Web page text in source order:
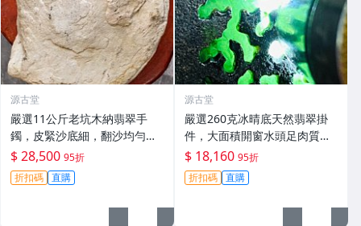
源古堂
嚴選11公斤老坑木納翡翠手
鐲，皮緊沙底細，翻沙均勻，
適合收藏家鐲#翡翠 手鐲 玉石
$ 28,500 95折
折扣碼 直購
源古堂
嚴選260克冰晴底天然翡翠掛
件，大面積開窗水頭足肉質
細，適合收藏與佩戴 #翡翠 #
天然翡翠 #A貨翡翠玉石
$ 18,160 95折
折扣碼 直購